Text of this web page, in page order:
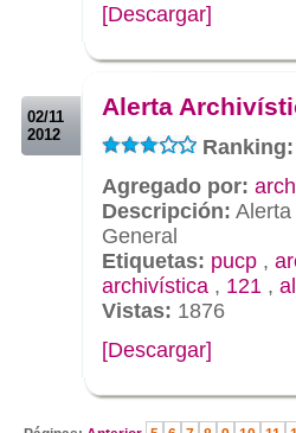
[Descargar]
02/11
2012
Alerta
Agregado por:
Descripción: Alerta
General
Etiquetas: pucp ,
archivística , 121 ,
Vistas: 1876
[Descargar]